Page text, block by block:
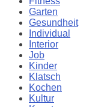
Garten
Gesundheit
Individual
Interior
Job
Kinder
Klatsch
Kochen
Kultur